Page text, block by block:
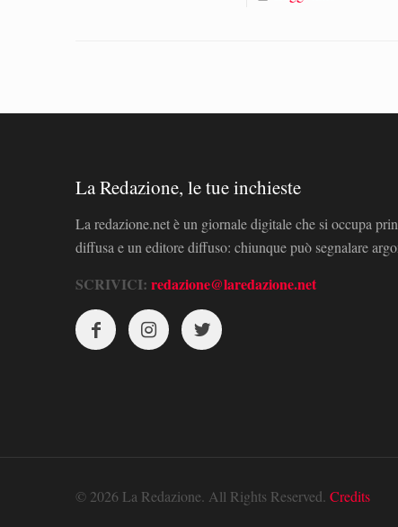
La Redazione, le tue inchieste
La redazione.net è un giornale digitale che si occupa
diffusa e un editore diffuso: chiunque può segnalare
SCRIVICI: redazione@laredazione.net
© 2026 La Redazione. All Rights Reserved. Credits